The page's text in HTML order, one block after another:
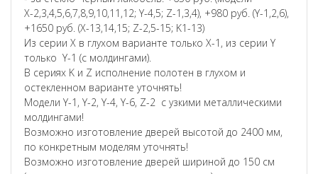
Х-2,3,4,5,6,7,8,9,10,11,12; Y-4,5; Z-1,3,4), +980 руб. (Y-1,2,6),
+1650 руб. (X-13,14,15; Z-2,5-15; K1-13)
Из серии X в глухом варианте только X-1, из серии Y
только Y-1 (с молдингами).
В сериях K и Z исполнение полотен в глухом и
остекленном варианте уточнять!
Модели Y-1, Y-2, Y-4, Y-6, Z-2 с узкими металлическими
молдингами!
Возможно изготовление дверей высотой до 2400 мм,
по конкретным моделям уточнять!
Возможно изготовление дверей шириной до 150 см